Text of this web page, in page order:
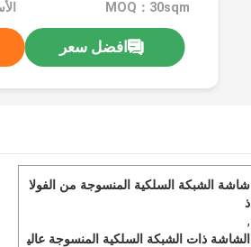
MOQ：30sqm
افضل سعر
شاشة الشبكة السلكية المنسوجة من الفولا
ذ
,
الشاشة ذات الشبكة السلكية المنسوجة عالي